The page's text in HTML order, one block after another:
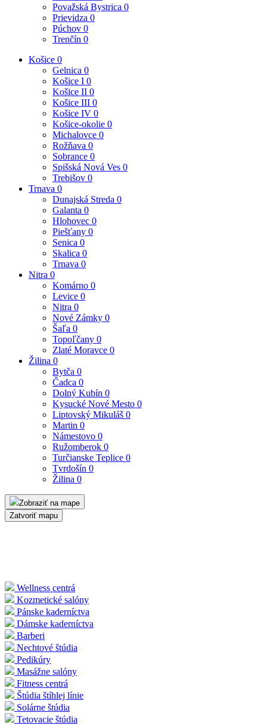
Považská Bystrica 0
Prievidza 0
Púchov 0
Trenčín 0
Košice 0
Gelnica 0
Košice I 0
Košice II 0
Košice III 0
Košice IV 0
Košice-okolie 0
Michalovce 0
Rožňava 0
Sobrance 0
Spišská Nová Ves 0
Trebišov 0
Trnava 0
Dunajská Streda 0
Galanta 0
Hlohovec 0
Piešťany 0
Senica 0
Skalica 0
Trnava 0
Nitra 0
Komárno 0
Levice 0
Nitra 0
Nové Zámky 0
Šaľa 0
Topoľčany 0
Zlaté Moravce 0
Žilina 0
Bytča 0
Čadca 0
Dolný Kubín 0
Kysucké Nové Mesto 0
Liptovský Mikuláš 0
Martin 0
Námestovo 0
Ružomberok 0
Turčianske Teplice 0
Tvrdošín 0
Žilina 0
Zobraziť na mape
Zatvoriť mapu
Wellness centrá
Kozmetické salóny
Pánske kaderníctva
Dámske kaderníctva
Barberi
Nechtové štúdia
Pedikúry
Masážne salóny
Fitness centrá
Štúdia štíhlej línie
Solárne štúdia
Tetovacie štúdia